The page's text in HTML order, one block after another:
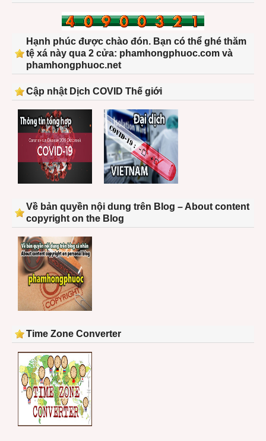
Hạnh phúc được chào đón. Bạn có thể ghé thăm
tệ xá này qua 2 cửa: phamhongphuoc.com và
phamhongphuoc.net
Cập nhật Dịch COVID Thế giới
Về bản quyền nội dung trên Blog – About content
copyright on the Blog
Time Zone Converter